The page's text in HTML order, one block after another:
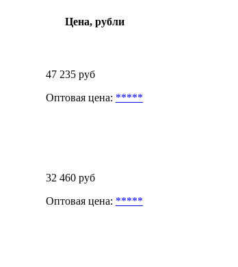
Цена, рубли
47 235 руб
Оптовая цена: *****
32 460 руб
Оптовая цена: *****